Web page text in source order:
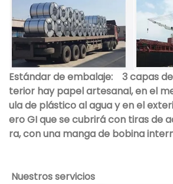
Estándar de embalaje:
3 capas
terior hay papel artesanal, en el
ula de plástico al agua y en el
ero GI que se cubrirá con tiras de
ra, con una manga de bobina
Nuestros servicios